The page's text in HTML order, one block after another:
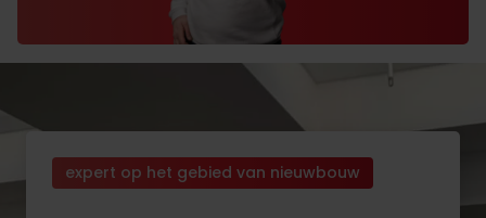
expert op het gebied van nieuwbouw